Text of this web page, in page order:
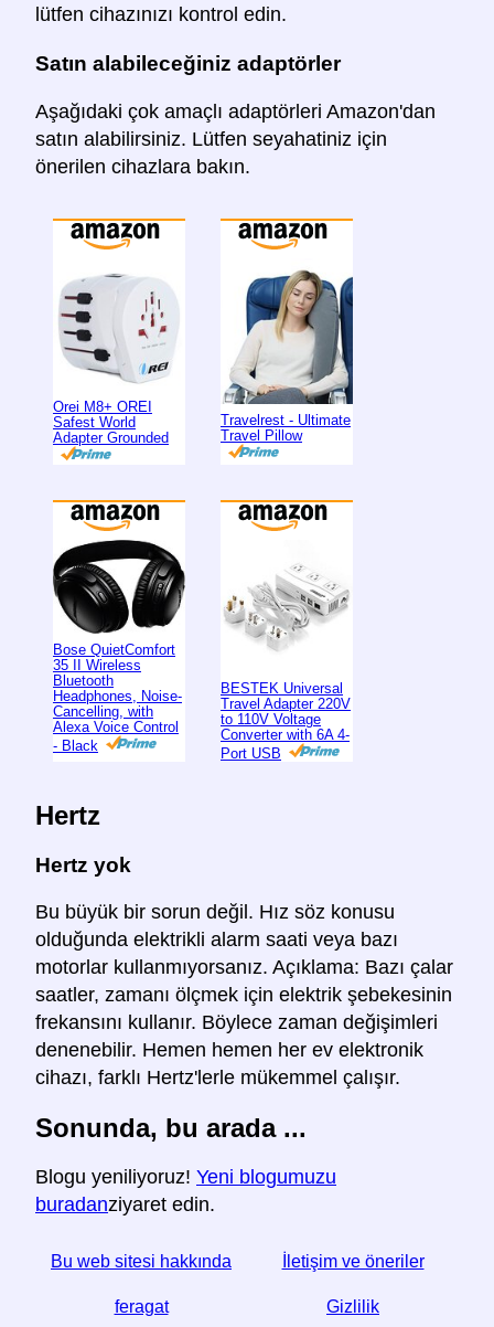
lütfen cihazınızı kontrol edin.
Satın alabileceğiniz adaptörler
Aşağıdaki çok amaçlı adaptörleri Amazon'dan
satın alabilirsiniz. Lütfen seyahatiniz için
önerilen cihazlara bakın.
Orei M8+ OREI
Safest World
Adapter Grounded
Travelrest - Ultimate
Travel Pillow
Bose QuietComfort
35 II Wireless
Bluetooth
Headphones, Noise-
Cancelling, with
Alexa Voice Control
- Black
BESTEK Universal
Travel Adapter 220V
to 110V Voltage
Converter with 6A 4-
Port USB
Hertz
Hertz yok
Bu büyük bir sorun değil. Hız söz konusu
olduğunda elektrikli alarm saati veya bazı
motorlar kullanmıyorsanız. Açıklama: Bazı çalar
saatler, zamanı ölçmek için elektrik şebekesinin
frekansını kullanır. Böylece zaman değişimleri
denenebilir. Hemen hemen her ev elektronik
cihazı, farklı Hertz'lerle mükemmel çalışır.
Sonunda, bu arada ...
Blogu yeniliyoruz! Yeni blogumuzu
buradanziyaret edin.
Bu web sitesi hakkında İletişim ve öneriler
feragat Gizlilik